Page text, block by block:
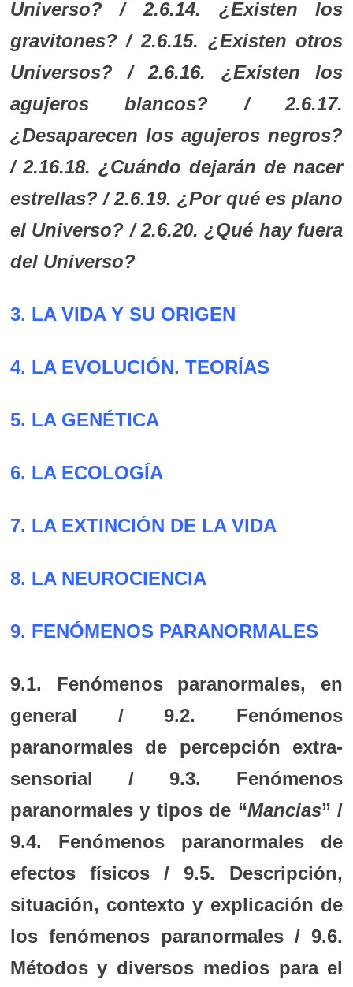
Universo? / 2.6.14. ¿Existen los
gravitones? / 2.6.15. ¿Existen otros
Universos? / 2.6.16. ¿Existen los
agujeros blancos? / 2.6.17.
¿Desaparecen los agujeros negros?
/ 2.16.18. ¿Cuándo dejarán de nacer
estrellas? / 2.6.19. ¿Por qué es plano
el Universo? / 2.6.20. ¿Qué hay fuera
del Universo?
3. LA VIDA Y SU ORIGEN
4. LA EVOLUCIÓN. TEORÍAS
5. LA GENÉTICA
6. LA ECOLOGÍA
7. LA EXTINCIÓN DE LA VIDA
8. LA NEUROCIENCIA
9. FENÓMENOS PARANORMALES
9.1. Fenómenos paranormales, en
general / 9.2. Fenómenos
paranormales de percepción extra-
sensorial / 9.3. Fenómenos
paranormales y tipos de “Mancias” /
9.4. Fenómenos paranormales de
efectos físicos / 9.5. Descripción,
situación, contexto y explicación de
los fenómenos paranormales / 9.6.
Métodos y diversos medios para el